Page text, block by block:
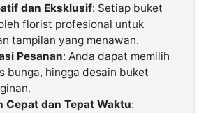
dan Eksklusif: Setiap buket
florist profesional untuk
tampilan yang menawan.
Pesanan: Anda dapat memilih
bunga, hingga desain buket
Cepat dan Tepat Waktu: